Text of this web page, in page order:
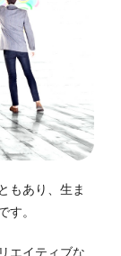
もあり、生ま
す。
エイティブな